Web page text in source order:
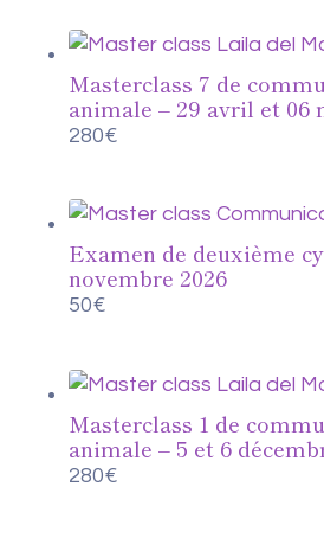
Masterclass 7 de
animale – 29 avril et 06
280€
Examen de deuxième
novembre 2026
50€
Masterclass 1 de
animale – 5 et 6
280€